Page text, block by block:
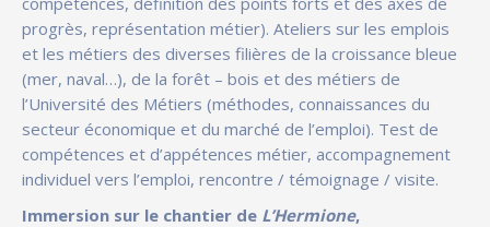
progrès, représentation métier). Ateliers sur les emplois
et les métiers des diverses filières de la croissance bleue
(mer, naval…), de la forêt – bois et des métiers de
l’Université des Métiers (méthodes, connaissances du
secteur économique et du marché de l’emploi). Test de
compétences et d’appétences métier, accompagnement
individuel vers l’emploi, rencontre / témoignage / visite.
Immersion sur le chantier de L’Hermione,